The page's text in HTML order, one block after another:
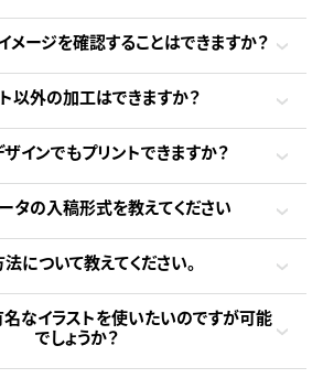
メージを確認することはできますか？
以外の加工はできますか？
インでもプリントできますか？
タの入稿形式を教えてください
について教えてください。
名なイラストを使いたいのですが可能
でしょうか？